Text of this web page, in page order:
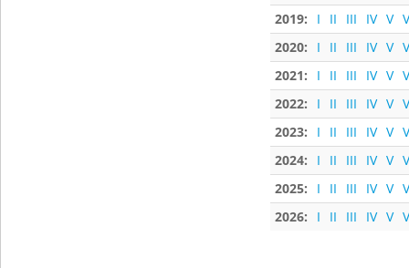
2019:
I II III IV V
2020:
I II III IV V
2021:
I II III IV V
2022:
I II III IV V
2023:
I II III IV V
2024:
I II III IV V
2025:
I II III IV V
2026:
I II III IV V